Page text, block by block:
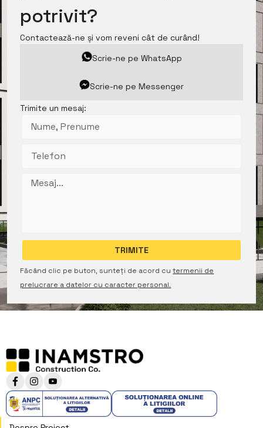
potrivit?
Contactează-ne și vom reveni cât de curând!
Scrie-ne pe WhatsApp
Scrie-ne pe Messenger
Trimite un mesaj:
Făcând clic pe buton, sunteți de acord cutermenii de
prelucrare a datelor cu caracter personal.